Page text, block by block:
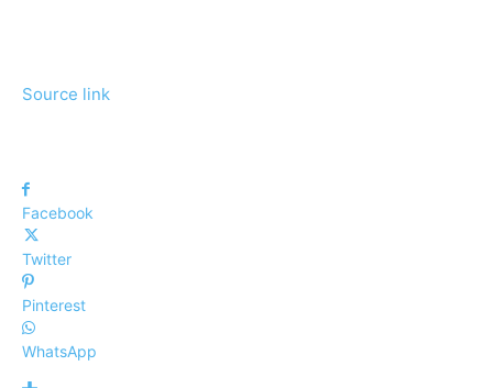
Source link
Facebook
Twitter
Pinterest
WhatsApp